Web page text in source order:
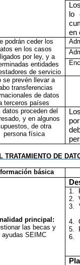
lo
en
podrán ceder los
en los casos
por ley, y a
entidades
de servicio
se prevén llevar a
transferencias
de datos
terceros países
datos proceden del
y en algunos
de otra
persona física
TRATAMIENTO DE
básica
principal:
las becas y
ayudas SEIMC
1.
2.
3.
4.
5.
6.